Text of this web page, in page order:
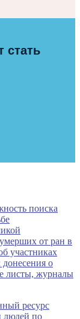
стать